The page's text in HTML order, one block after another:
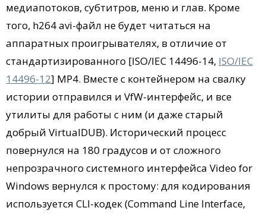
медиапотоков, субтитров, меню и глав. Кроме
того, h264 avi-файл не будет читаться на
аппаратных проигрывателях, в отличие от
стандартизированного [ISO/IEC 14496-14, ISO/IEC
14496-12] MP4. Вместе с контейнером на свалку
истории отправился и VfW-интерфейс, и все
утилиты для работы с ним (и даже старый
добрый VirtualDUB). Исторический процесс
повернулся на 180 градусов и от сложного
непрозрачного системного интерфейса Video for
Windows вернулся к простому: для кодирования
используется CLI-кодек (Command Line Interface,